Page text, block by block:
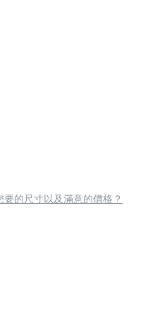
要的尺寸以及滿意的價格？